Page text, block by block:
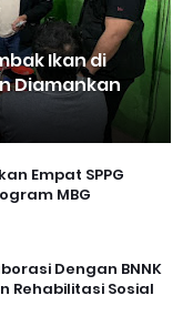
Ikan di
Diamankan
Empat SPPG
MBG
Dengan BNNK
Rehabilitasi Sosial